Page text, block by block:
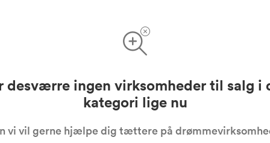
desværre ingen virksomheder til salg i
kategori lige nu
vi vil gerne hjælpe dig tættere på